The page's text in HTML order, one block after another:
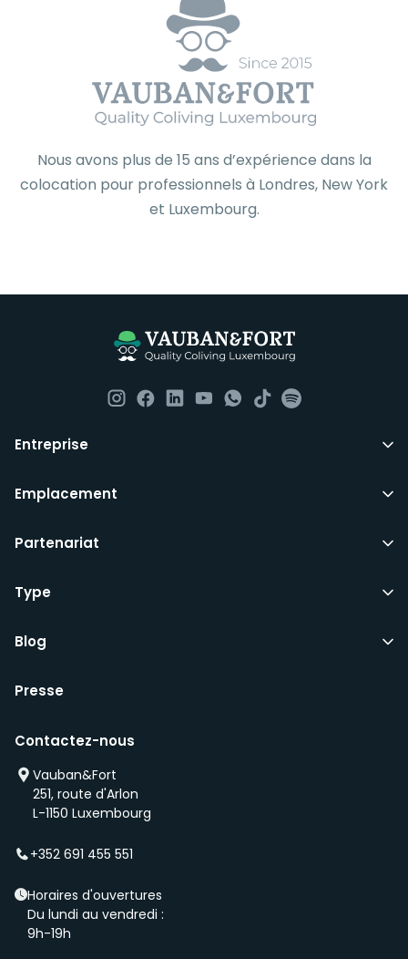
Nous avons plus de 15 ans d’expérience dans la
colocation pour professionnels à Londres, New York
et Luxembourg.
Entreprise
Emplacement
Partenariat
Type
Blog
Presse
Contactez-nous
Vauban&Fort
251, route d'Arlon
L-1150 Luxembourg
+352 691 455 551
Horaires d'ouvertures
Du lundi au vendredi :
9h-19h